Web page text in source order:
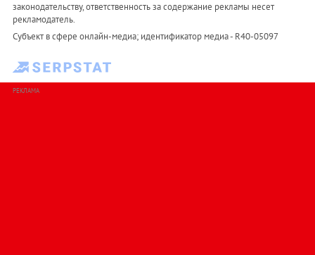
законодательству, ответственность за содержание рекламы несет
рекламодатель.
Субъект в сфере онлайн-медиа; идентификатор медиа - R40-05097
РЕКЛАМА